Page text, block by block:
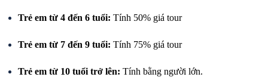
Trẻ em từ 4 đến 6 tuổi: Tính 50% giá tour
Trẻ em từ 7 đến 9 tuổi: Tính 75% giá tour
Trẻ em từ 10 tuổi trở lên: Tính bằng người lớn.